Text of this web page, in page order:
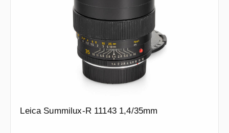
Leica Summilux-R 11143 1,4/35mm